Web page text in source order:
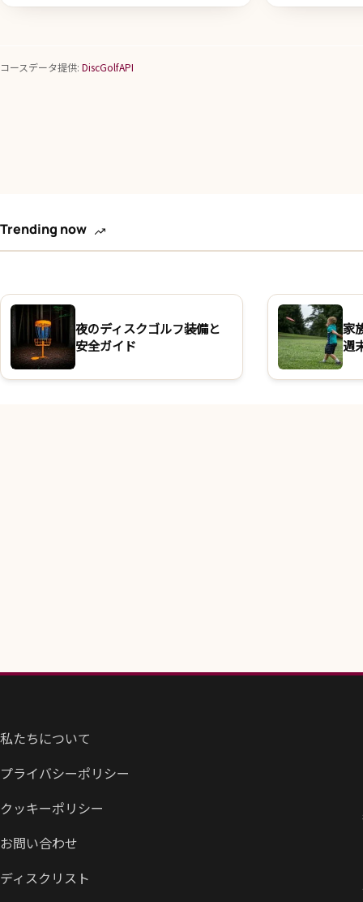
コースデータ提供: DiscGolfAPI
Trending now
夜のディスクゴルフ装備と
安全ガイド
家
週
私たちについて
プライバシーポリシー
クッキーポリシー
お問い合わせ
ディスクリスト